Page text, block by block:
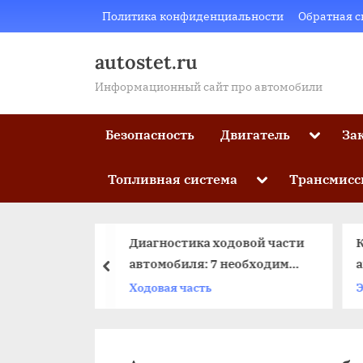
to
Политика конфиденциальности Обратная
autostet.ru
Информационный сайт про автомобили
Безопасность Двигатель Toggle
Топливная система Toggle
menu
Диагностика ходовой части
автомобиля: 7 необходимых
технических мероприятий
Ходовая часть
пред